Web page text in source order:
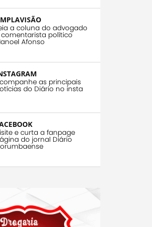
a coluna do advogado
político
Afonso
as principais
do Diário no insta
e curta a fanpage
do jornal Diário